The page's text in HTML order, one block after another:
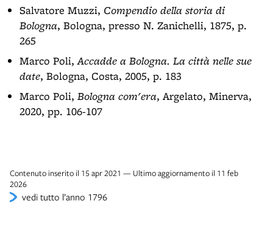
Salvatore Muzzi, Compendio della storia di
Bologna, Bologna, presso N. Zanichelli, 1875, p.
265
Marco Poli,Accadde a Bologna. La città nelle sue
date, Bologna, Costa, 2005, p. 183
Marco Poli, Bologna com'era, Argelato, Minerva,
2020, pp. 106-107
Contenuto inserito il 15 apr 2021 — Ultimo aggiornamento il 11 feb
2026
vedi tutto l’anno 1796